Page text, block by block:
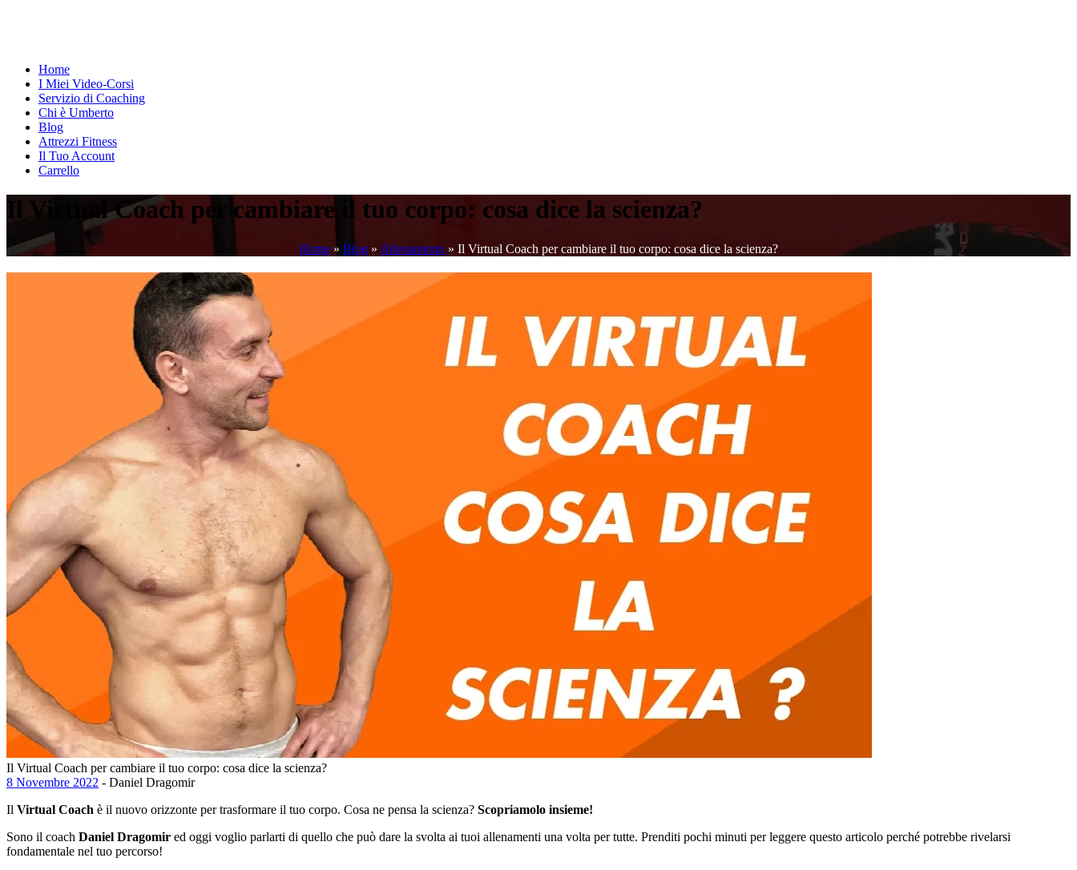
Home
I Miei Video-Corsi
Servizio di Coaching
Chi è Umberto
Blog
Attrezzi Fitness
Il Tuo Account
Carrello
Il Virtual Coach per cambiare il tuo corpo: cosa dice la scienza?
Home » Blog » Allenamento » Il Virtual Coach per cambiare il tuo corpo: cosa dice la scienza?
Il Virtual Coach per cambiare il tuo corpo: cosa dice la scienza?
8 Novembre 2022 - Daniel Dragomir
Il Virtual Coach è il nuovo orizzonte per trasformare il tuo corpo. Cosa ne pensa la scienza? Scopriamolo insieme!
Sono il coach Daniel Dragomir ed oggi voglio parlarti di quello che può dare la svolta ai tuoi allenamenti una volta per tutte. Prenditi pochi minuti per leggere questo articolo perché potrebbe rivelarsi
fondamentale nel tuo percorso!